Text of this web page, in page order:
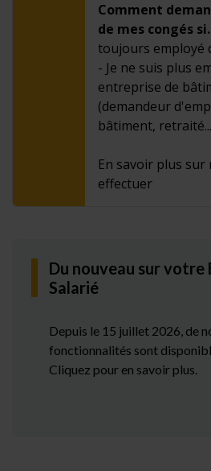
Comment
de mes congés
toujours employé
- Je ne suis plus
entreprise de
(demandeur
bâtiment,
En savoir plus sur
effectuer
Du nouveau sur votre
Salarié
Depuis le 15 juillet 2026, de
fonctionnalités sont
Cliquez pour en savoir plus.